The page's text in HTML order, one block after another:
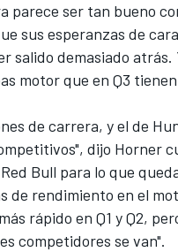
parece ser tan bueno
sus esperanzas de
salido demasiado atrás.
motor que en Q3
de carrera, yel de
dijo Horner
Bull para lo que
de rendimiento en el
rápido en Q1 y Q2,
competidores se van".